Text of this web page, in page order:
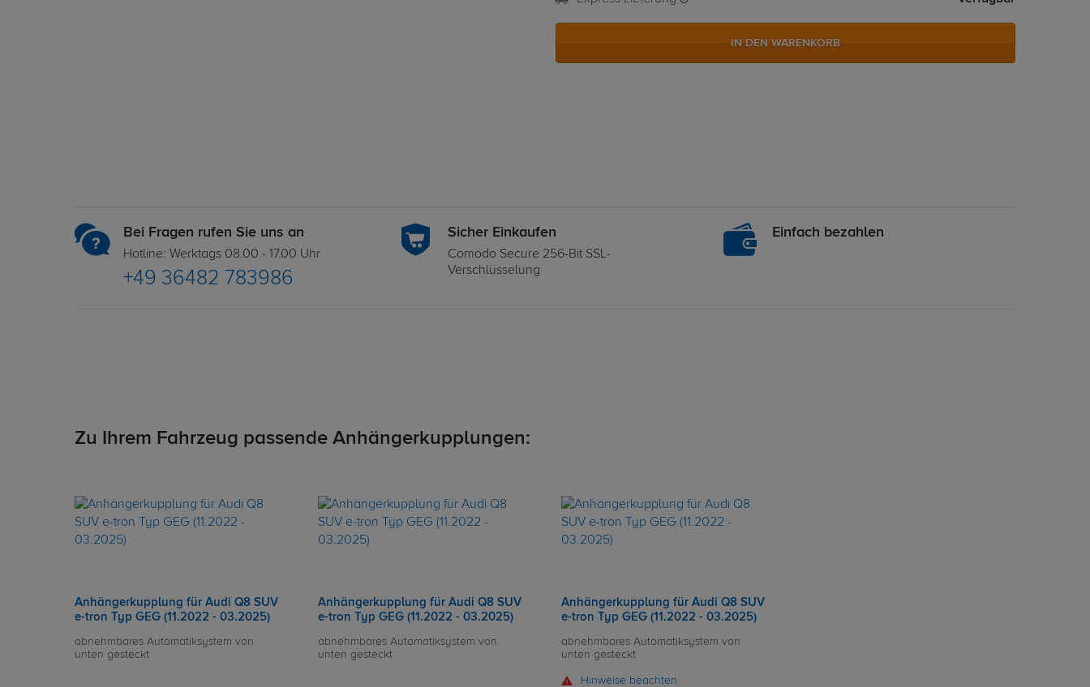
IN DEN WARENKORB
Bei Fragen rufen Sie uns an
Hotline: Werktags 08.00 - 17.00 Uhr
+49 36482 783986
Sicher Einkaufen
Comodo Secure 256-Bit SSL-
Verschlüsselung
Einfach bezahlen
Zu Ihrem Fahrzeug passende Anhängerkupplungen:
Anhängerkupplung für Audi Q8 SUV
e-tron Typ GEG (11.2022 - 03.2025)
abnehmbares Automatiksystem von
unten gesteckt
Anhängerkupplung für Audi Q8 SUV
e-tron Typ GEG (11.2022 - 03.2025)
abnehmbares Automatiksystem von
unten gesteckt
Anhängerkupplung für Audi Q8 SUV
e-tron Typ GEG (11.2022 - 03.2025)
abnehmbares Automatiksystem von
unten gesteckt
Hinweise beachten